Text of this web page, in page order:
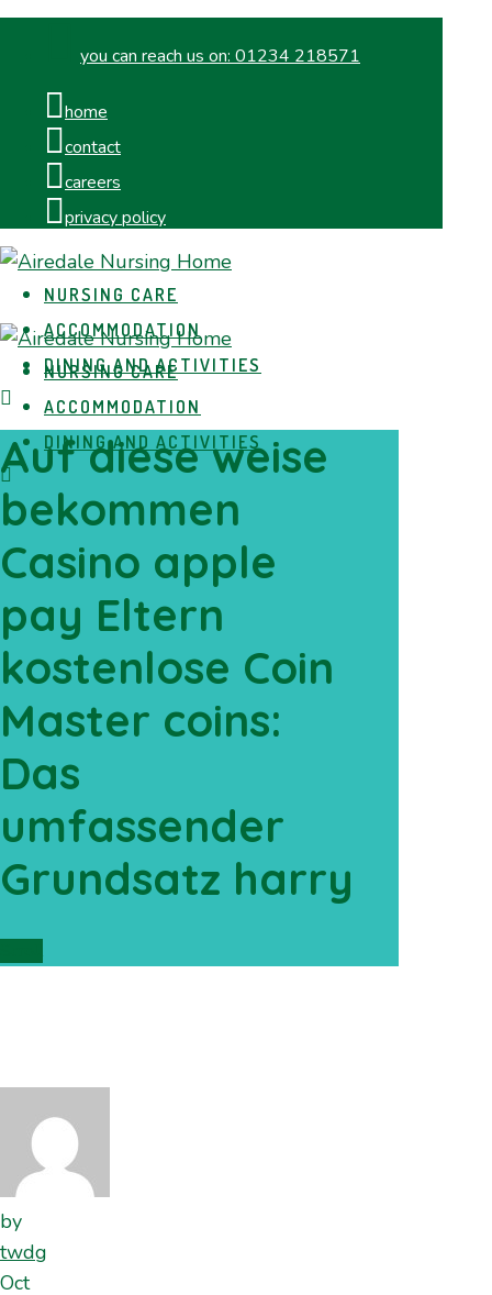
you can reach us on: 01234 218571
home
contact
careers
privacy policy
NURSING CARE
ACCOMMODATION
DINING AND ACTIVITIES
NURSING CARE
ACCOMMODATION
DINING AND ACTIVITIES
Auf diese weise
bekommen
Casino apple
pay Eltern
kostenlose Coin
Master coins:
Das
umfassender
Grundsatz harry
by
twdg
Oct